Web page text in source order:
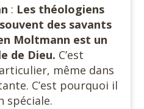
: Les théologiens
souvent des savants
Moltmann est un
de Dieu. C’est
même dans
C’est pourquoi il
spéciale.